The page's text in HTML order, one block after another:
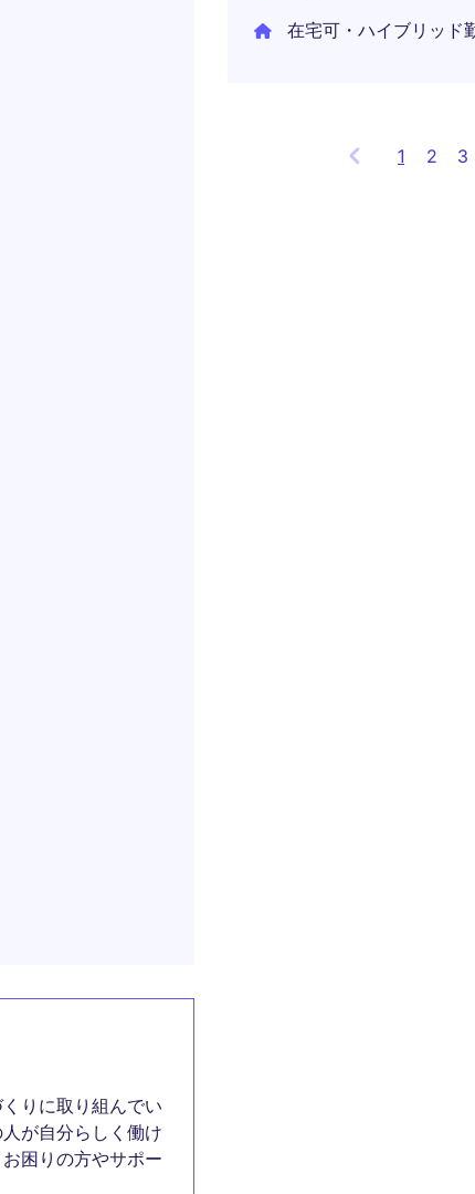
りに取り組んでい
が自分らしく働け
困りの方やサポー
在宅可・ハイブリッド
1 Showing
2 3